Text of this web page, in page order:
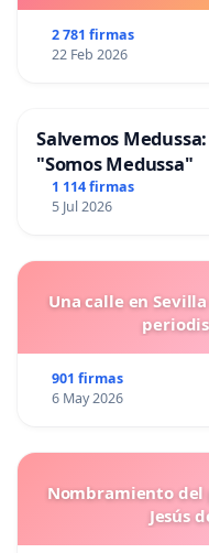
2 781 firmas
22 Feb 2026
Salvemos
"Somos Medussa"
1 114 firmas
5 Jul 2026
Una calle en
901 firmas
6 May 2026
Nombramiento del
Jesús